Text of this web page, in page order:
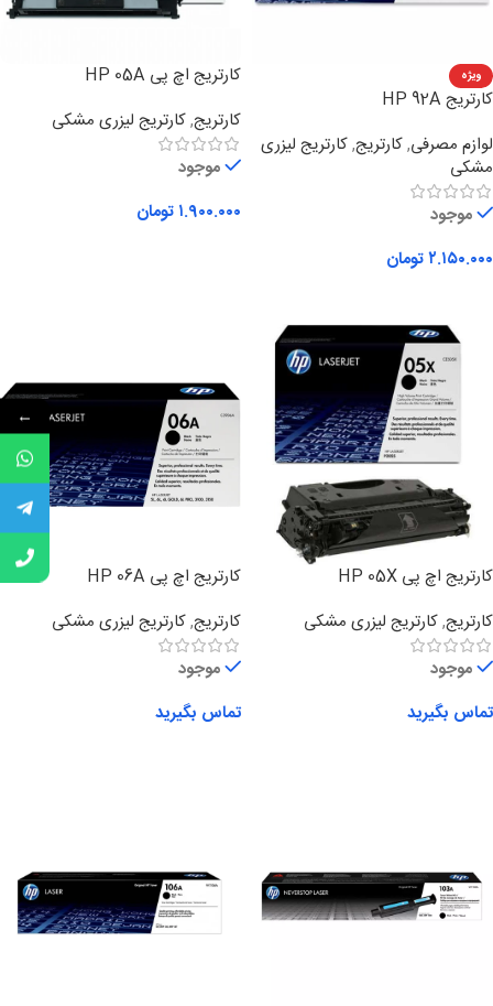
ویژه
کارتریج HP 92A
لوازم مصرفی,کارتریج,کارتریج لیزری
مشکی
موجود
۲.۱۵۰.۰۰۰تومان
کارتریج اچ پی HP 05A
کارتریج,کارتریج لیزری مشکی
موجود
۱.۹۰۰.۰۰۰ تومان
کارتریج اچ پی HP 05X
کارتریج,کارتریج لیزری مشکی
موجود
تماس بگیرید
کارتریج اچ پی HP 06A
کارتریج,کارتریج لیزری مشکی
موجود
تماس بگیرید
←